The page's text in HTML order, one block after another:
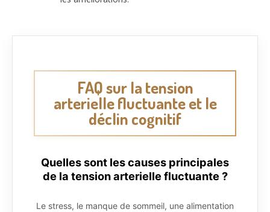
FAQ sur la tension
arterielle fluctuante et le
déclin cognitif
Quelles sont les causes principales
de la tension arterielle fluctuante ?
Le stress, le manque de sommeil, une alimentation